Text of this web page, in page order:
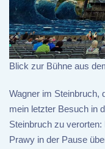
Blick zur Bühne aus
Wagner im Steinbruch,
mein letzter Besuch in
Steinbruch zu
Prawy in der Pause